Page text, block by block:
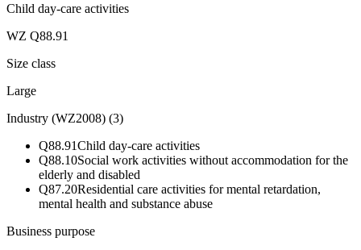
Child day-care activities
WZ Q88.91
Size class
Large
Industry (WZ2008) (3)
Q88.91Child day-care activities
Q88.10Social work activities without accommodation for the
elderly and disabled
Q87.20Residential care activities for mental retardation,
mental health and substance abuse
Business purpose